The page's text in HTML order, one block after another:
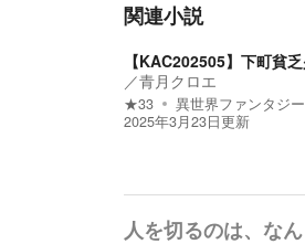
関連小説
【KAC202505】下町貧
／青月クロエ
★33 異世界ファンタジー
2025年3月23日更新
人を切るのは、な